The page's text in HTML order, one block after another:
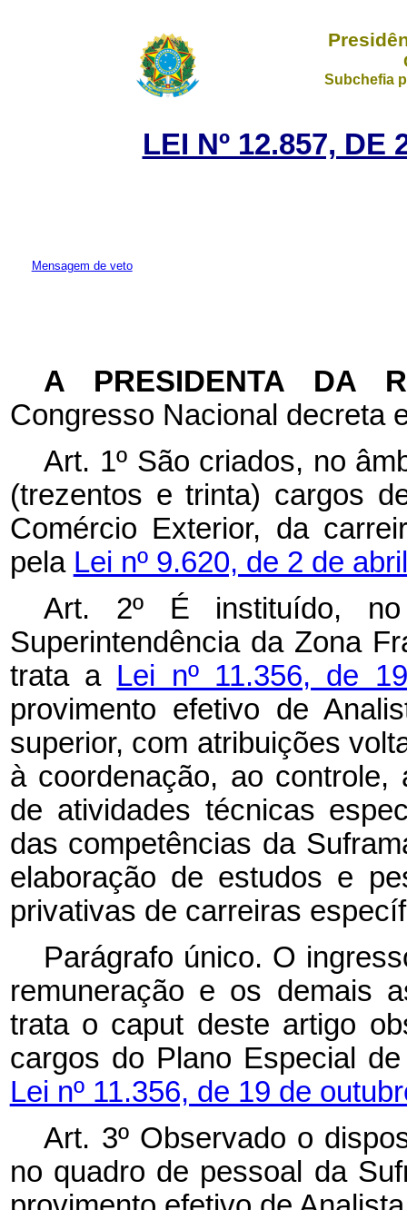
Subchefia
LEI Nº 12.857, DE
Mensagem de veto
A PRESIDENTA DA
Congresso Nacional decreta
Art. 1º São criados, no
(trezentos e trinta) cargos
Comércio Exterior, da
pela Lei nº 9.620, de 2 de
Art. 2º É instituído,
Superintendência da Zona
trata a Lei nº 11.356, de
provimento efetivo de
superior, com atribuições
à coordenação, ao
de atividades técnicas
das competências da
elaboração de estudos e
privativas de carreiras
Parágrafo único. O
remuneração e os demais
trata o caput deste artigo
cargos do Plano Especial
Lei nº 11.356, de 19 de
Art. 3º Observado o
no quadro de pessoal da